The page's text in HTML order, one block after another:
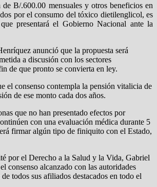
B/.600.00 mensuales y otros beneficios en
por el consumo del tóxico dietilenglicol, es
presentará el Gobierno Nacional ante la
anunció que la propuesta será
a discusión con los sectores
de que pronto se convierta en ley.
el consenso contempla la pensión vitalicia de
de ese monto cada dos años.
que no han presentado efectos por
con una evaluación médica durante 5
firmar algún tipo de finiquito con el Estado,
por el Derecho a la Salud y la Vida, Gabriel
consenso alcanzado con las autoridades
todos sus afiliados destacados en todo el